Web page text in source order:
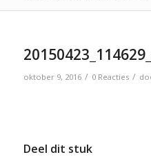
oktober 9, 2016 / 0 Reacties /
Deel dit stuk